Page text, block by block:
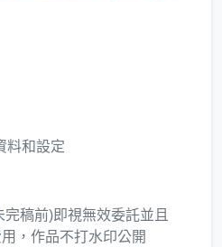
料和設定
稿前)即視無效委託並且
，作品不打水印公開